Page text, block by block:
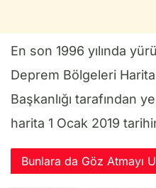
En son 1996 yılında
Deprem Bölgeleri
Başkanlığı tarafından
harita 1 Ocak 2019
Bunlara da Göz Atmayı